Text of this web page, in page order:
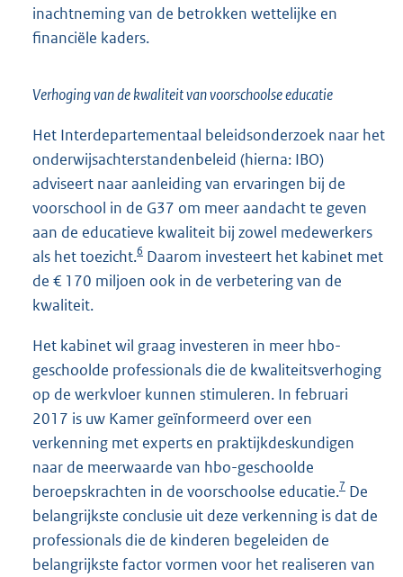
inachtneming van de betrokken wettelijke en
financiële kaders.
Verhoging van de kwaliteit van voorschoolse educatie
Het Interdepartementaal beleidsonderzoek naar het
onderwijsachterstandenbeleid (hierna: IBO)
adviseert naar aanleiding van ervaringen bij de
voorschool in de G37 om meer aandacht te geven
aan de educatieve kwaliteit bij zowel medewerkers
als het toezicht.6 Daarom investeert het kabinet met
de € 170 miljoen ook in de verbetering van de
kwaliteit.
Het kabinet wil graag investeren in meer hbo-
geschoolde professionals die de kwaliteitsverhoging
op de werkvloer kunnen stimuleren. In februari
2017 is uw Kamer geïnformeerd over een
verkenning met experts en praktijkdeskundigen
naar de meerwaarde van hbo-geschoolde
beroepskrachten in de voorschoolse educatie.7 De
belangrijkste conclusie uit deze verkenning is dat de
professionals die de kinderen begeleiden de
belangrijkste factor vormen voor het realiseren van